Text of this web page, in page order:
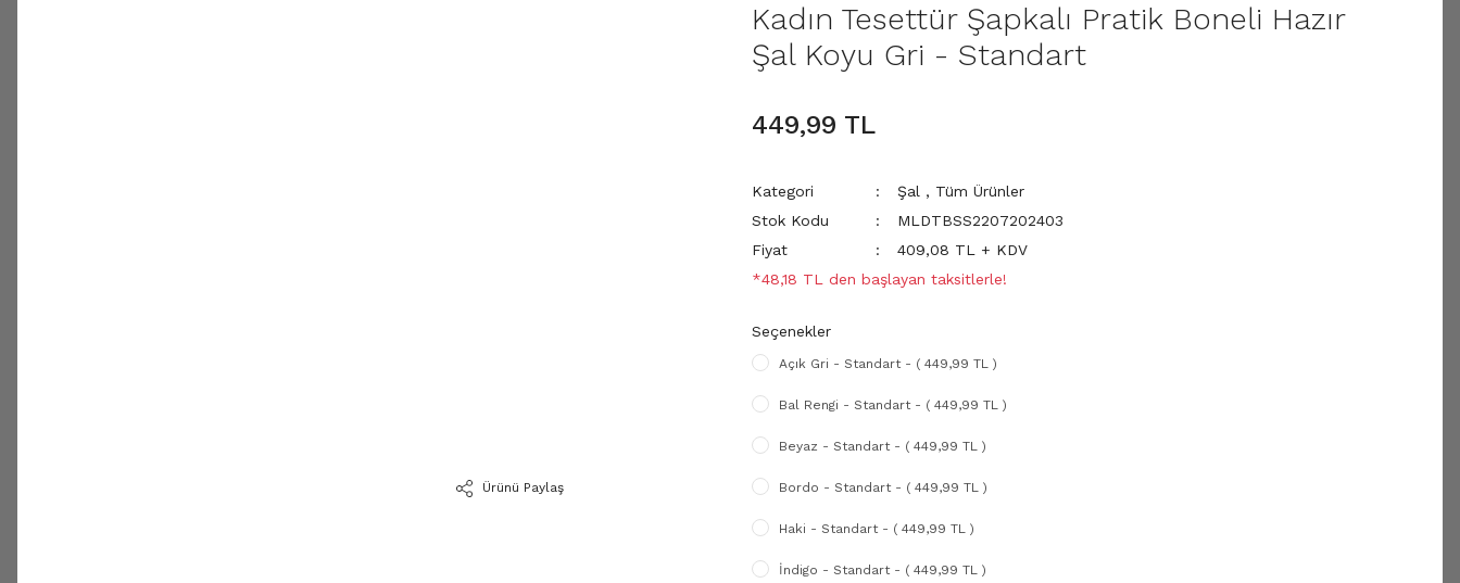
Ürünü Paylaş
Kadın Tesettür Şapkalı Pratik Boneli Hazır
Şal Koyu Gri - Standart
449,99 TL
Kategori Şal , Tüm Ürünler
Stok Kodu
MLDTBSS2207202403
Fiyat
409,08 TL + KDV
*48,18 TL den başlayan taksitlerle!
Seçenekler
Açık Gri - Standart - ( 449,99 TL )
Bal Rengi - Standart - ( 449,99 TL )
Beyaz - Standart - ( 449,99 TL )
Bordo - Standart - ( 449,99 TL )
Haki - Standart - ( 449,99 TL )
İndigo - Standart - ( 449,99 TL )